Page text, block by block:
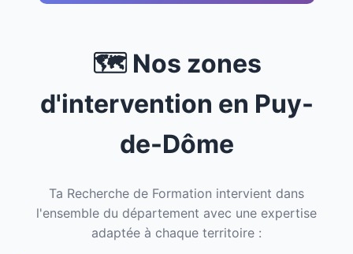
🗺️ Nos zones
d'intervention en Puy-
de-Dôme
Ta Recherche de Formation intervient dans
l'ensemble du département avec une expertise
adaptée à chaque territoire :